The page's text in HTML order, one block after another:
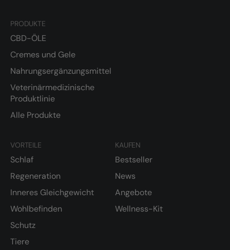
PRODUKTE
CBD-ÖLE
Cremes und Gele
Nahrungsergänzungsmittel
Veterinärmedizinische
Produktlinie
Alle Produkte
VORTEILE
Schlaf
Regeneration
Inneres Gleichgewicht
Wohlbefinden
Schutz
Tiere
KAUFEN
Bestseller
News
Angebote
Wellness-Kit